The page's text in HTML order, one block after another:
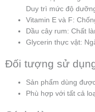
Duy trì mức độ
Vitamin E và F:
Dầu cây rum: Chất
Glycerin thực vật:
Đối tượng sử
Sản phẩm dùng
Phù hợp với tất cả